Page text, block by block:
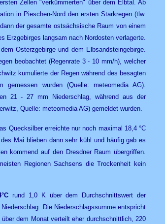
Zellen "verkümmerten" über dem Elbtal. Ab
in Pieschen-Nord den ersten Starkregen (tlw.
der gesamte ostsächsische Raum von einem
Erzgebirges langsam nach Nordosten verlagerte.
Osterzgebirge und dem Elbsandsteingebirge.
beobachtet (Regenrate 3 - 10 mm/h), welcher
kumulierte der Regen während des besagten
wurden (Quelle: meteomedia AG).
21 - 27 mm Niederschlag, während aus der
Quelle: meteomedia AG) gemeldet wurden.
Quecksilber erreichte nur noch maximal 18,4 °C
Mai blieben dann sehr kühl und häufig gab es
kommend auf den Dresdner Raum übergriffen.
Regionen Sachsens die Trockenheit kein
rund 1,0 K über dem Durchschnittswert der
Niederschlag. Die Niederschlagssumme entspricht
dem Monat verteilt eher durchschnittlich, 220